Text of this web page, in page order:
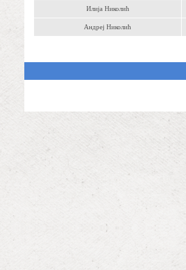
Илија Николић
Андреј Николић